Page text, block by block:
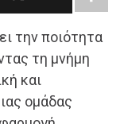
την ποιότητα
τη μνήμη
και
ομάδας